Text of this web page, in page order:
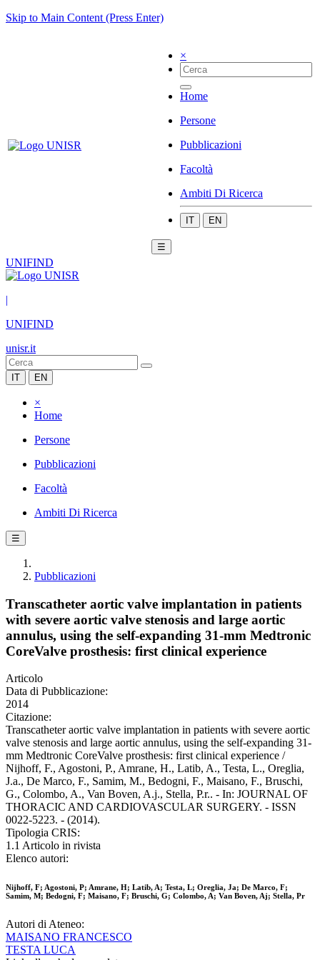
Skip to Main Content (Press Enter)
×
Home
Persone
Pubblicazioni
Facoltà
Ambiti Di Ricerca
IT EN
☰
UNIFIND
|
UNIFIND
unisr.it
IT EN
×
Home
Persone
Pubblicazioni
Facoltà
Ambiti Di Ricerca
☰
Pubblicazioni
Transcatheter aortic valve implantation in patients
with severe aortic valve stenosis and large aortic
annulus, using the self-expanding 31-mm Medtronic
CoreValve prosthesis: first clinical experience
Articolo
Data di Pubblicazione:
2014
Citazione:
Transcatheter aortic valve implantation in patients with severe aortic
valve stenosis and large aortic annulus, using the self-expanding 31-
mm Medtronic CoreValve prosthesis: first clinical experience /
Nijhoff, F., Agostoni, P., Amrane, H., Latib, A., Testa, L., Oreglia,
J.a., De Marco, F., Samim, M., Bedogni, F., Maisano, F., Bruschi,
G., Colombo, A., Van Boven, A.j., Stella, P.r.. - In: JOURNAL OF
THORACIC AND CARDIOVASCULAR SURGERY. - ISSN
0022-5223. - (2014).
Tipologia CRIS:
1.1 Articolo in rivista
Elenco autori:
Nijhoff, F; Agostoni, P; Amrane, H; Latib, A; Testa, L; Oreglia, Ja; De Marco, F;
Samim, M; Bedogni, F; Maisano, F; Bruschi, G; Colombo, A; Van Boven, Aj; Stella, Pr
Autori di Ateneo:
MAISANO FRANCESCO
TESTA LUCA